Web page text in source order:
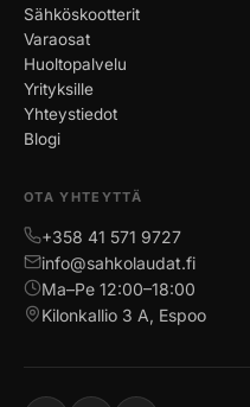
Sähköskootterit
Varaosat
Huoltopalvelu
Yrityksille
Yhteystiedot
Blogi
OTA YHTEYTTÄ
+358 41 571 9727
info@sahkolaudat.fi
Ma–Pe 12:00–18:00
Kilonkallio 3 A, Espoo